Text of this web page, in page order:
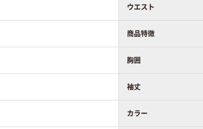
ウエスト
商品特徴
胸囲
袖丈
カラー